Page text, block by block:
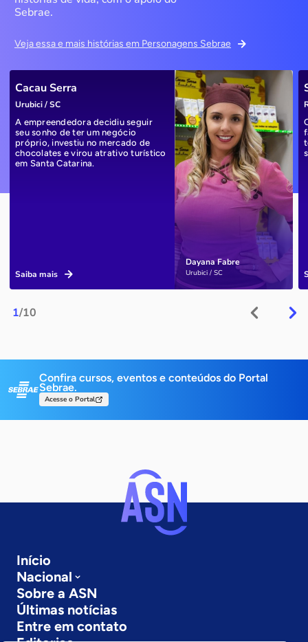
Sebrae.
Veja essa e mais histórias em Personagens Sebrae
1/10
Dayana Fabre
Urubici / SC
Cacau Serra
Urubici / SC
A empreendedora decidiu seguir
seu sonho de ter um negócio
próprio, investiu no mercado de
chocolates e virou atrativo turístico
em Santa Catarina.
Saiba mais
Confira cursos, eventos e conteúdos do Portal
Sebrae.
Acesse o Portal
Início
Nacional
Sobre a ASN
Últimas notícias
Entre em contato